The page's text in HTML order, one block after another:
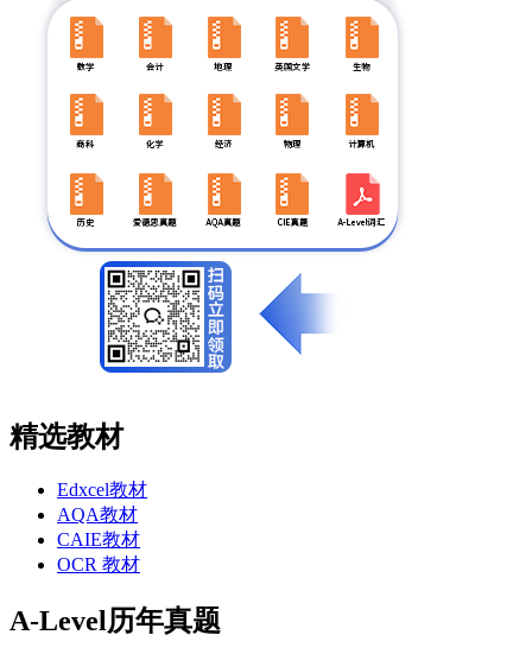
精选教材
Edxcel教材
AQA教材
CAIE教材
OCR 教材
A-Level历年真题